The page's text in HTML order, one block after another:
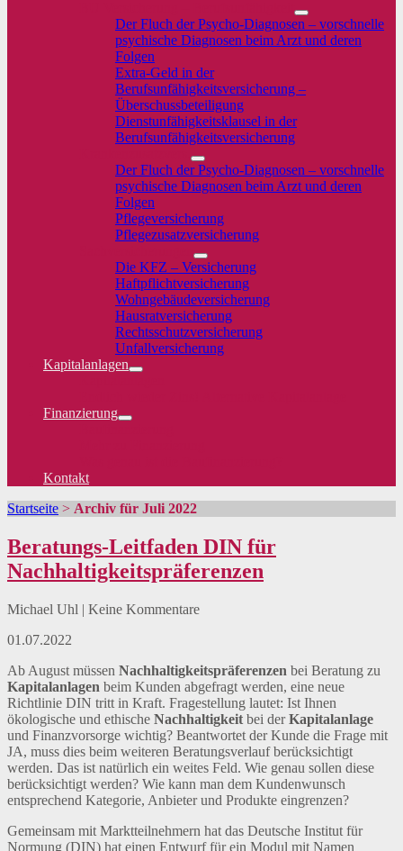
Der Fluch der Psycho-Diagnosen – vorschnelle
psychische Diagnosen beim Arzt und deren
Folgen
Extra-Geld in der
Berufsunfähigkeitsversicherung –
Überschussbeteiligung
Dienstunfähigkeitsklausel in der
Berufsunfähigkeitsversicherung
Der Fluch der Psycho-Diagnosen – vorschnelle
psychische Diagnosen beim Arzt und deren
Folgen
Pflegeversicherung
Pflegezusatzversicherung
Die KFZ – Versicherung
Haftpflichtversicherung
Wohngebäudeversicherung
Hausratversicherung
Rechtsschutzversicherung
Unfallversicherung
Kapitalanlagen
Finanzierung
Kontakt
Startseite > Archiv für Juli 2022
Beratungs-Leitfaden DIN für
Nachhaltigkeitspräferenzen
Michael Uhl | Keine Kommentare
01.07.2022
Ab August müssen Nachhaltigkeitspräferenzen bei Beratung zu
Kapitalanlagen beim Kunden abgefragt werden, eine neue
Richtlinie DIN tritt in Kraft. Fragestellung lautet: Ist Ihnen
ökologische und ethische Nachhaltigkeit bei derKapitalanlage
und Finanzvorsorge wichtig? Beantwortet der Kunde die Frage mit
JA, muss dies beim weiteren Beratungsverlauf berücksichtigt
werden. Das ist natürlich ein weites Feld. Wie genau sollen diese
berücksichtigt werden? Wie kann man dem Kundenwunsch
entsprechend Kategorie, Anbieter und Produkte eingrenzen?
Gemeinsam mit Marktteilnehmern hat das Deutsche Institut für
Normung (DIN) hat einen Entwurf für ein Modul mit Namen